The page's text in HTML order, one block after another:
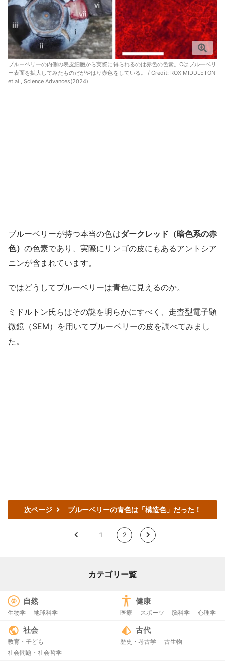
ブルーベリーの内側の表皮細胞から実際に得られるのは赤色の色素。Cはブルーベリ
ー表面を拡大してみたものだがやはり赤色をしている。 / Credit: ROX MIDDLETON
et al., Science Advances(2024)
ブルーベリーが持つ本当の色はダークレッド（暗色系の赤
色） の色素であり、実際にリンゴの皮にもあるアントシア
ニンが含まれています。
ではどうしてブルーベリーは青色に見えるのか。
ミドルトン氏らはその謎を明らかにすべく、走査型電子顕
微鏡（SEM）を用いてブルーベリーの皮を調べてみまし
た。
次ページ ブルーベリーの青色は「構造色」だった！
< 1 2 >
カテゴリー覧
自然
生物学 地球科学
健康
医療 スポーツ 脳科学 心理学
社会
教育・子ども
社会問題・社会哲学
古代
歴史・考古学 古生物